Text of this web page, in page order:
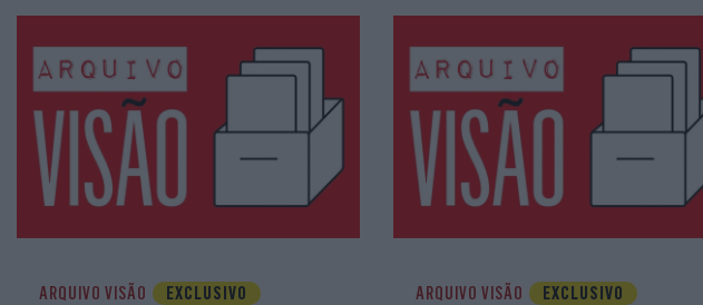
ARQUIVO VISÃO EXCLUSIVO ARQUIVO VISÃO EXCLUSIVO